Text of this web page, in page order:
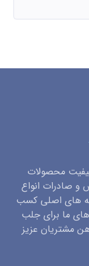
محصولات
و صادرات انواع
های اصلی کسب
ما برای جلب
مشتریان عزیز